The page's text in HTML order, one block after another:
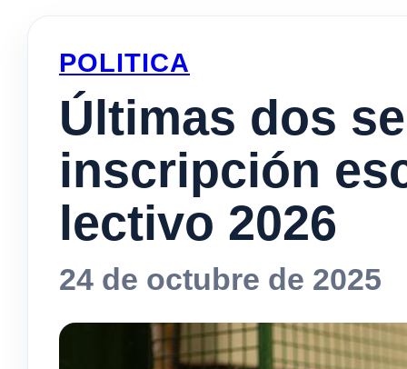
POLITICA
Últimas dos
inscripción
lectivo 2026
24 de octubre de 2025